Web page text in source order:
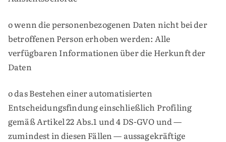
o wenn die personenbezogenen Daten nicht bei der
betroffenen Person erhoben werden: Alle
verfügbaren Informationen über die Herkunft der
Daten
o das Bestehen einer automatisierten
Entscheidungsfindung einschließlich Profiling
gemäß Artikel 22 Abs.1 und 4 DS-GVO und —
zumindest in diesen Fällen — aussagekräftige